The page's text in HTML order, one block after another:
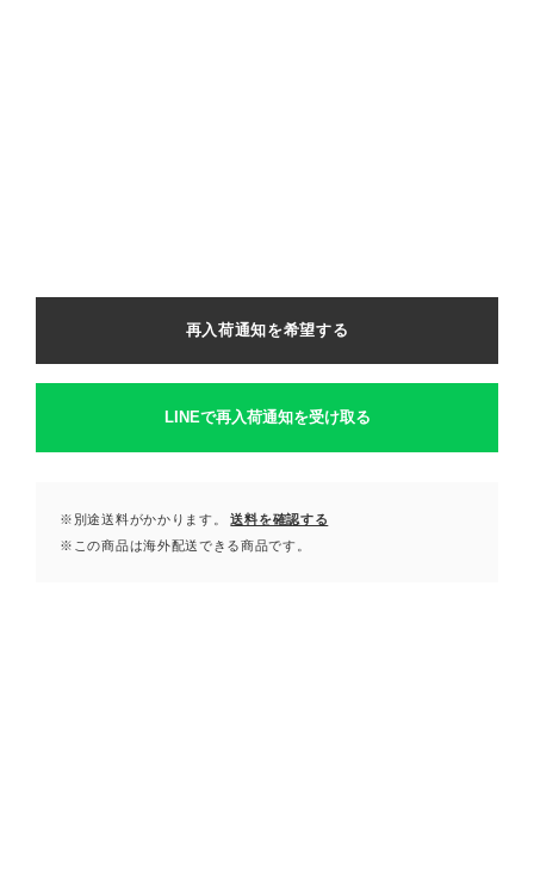
再入荷通知を希望する
LINEで再入荷通知を受け取る
※別途送料がかかります。
送料を確認する
※この商品は海外配送できる商品です。